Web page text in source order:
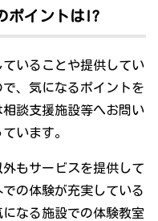
ポイントは!?
いることや提供してい
、気になるポイントを
談支援施設等へお問い
います。
もサービスを提供して
の体験が充実している
なる施設での体験教室